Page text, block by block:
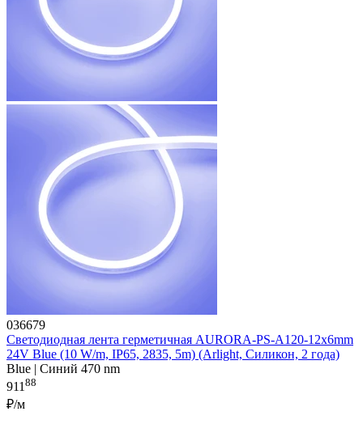
036679
Светодиодная лента герметичная AURORA-PS-A120-12x6mm
24V Blue (10 W/m, IP65, 2835, 5m) (Arlight, Силикон, 2 года)
Blue | Синий 470 nm
91188
₽/м